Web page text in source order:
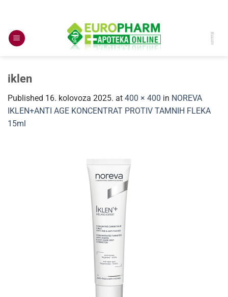
content
iklen
Published 16. kolovoza 2025. at 400 × 400 in NOREVA
IKLEN+ANTI AGE KONCENTRAT PROTIV TAMNIH FLEKA
15ml